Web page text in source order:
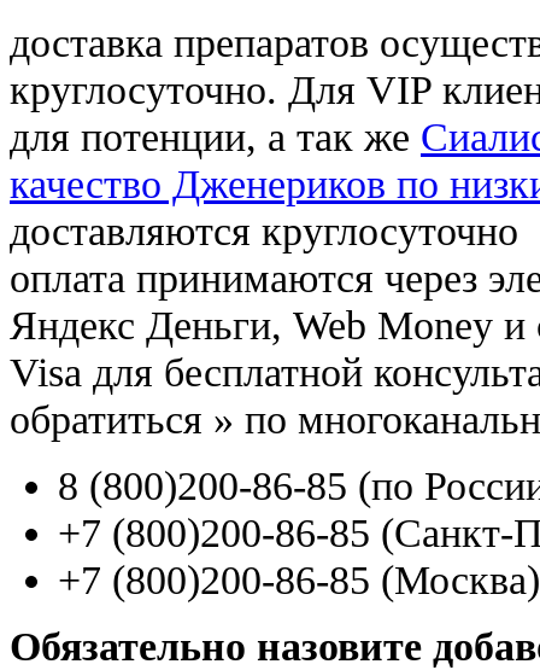
доставка препаратов
круглосуточно. Для VIP
для потенции, а так же
качество Дженериков по
доставляются круглосуточно
оплата принимаются через
Яндекс Деньги, Web Money и
Visa для бесплатной
обратиться » по
8 (800)200-86-85 (по
+7 (800)200-86-85 (Санкт-
+7 (800)200-86-85 (Москва)
Обязательно назовите